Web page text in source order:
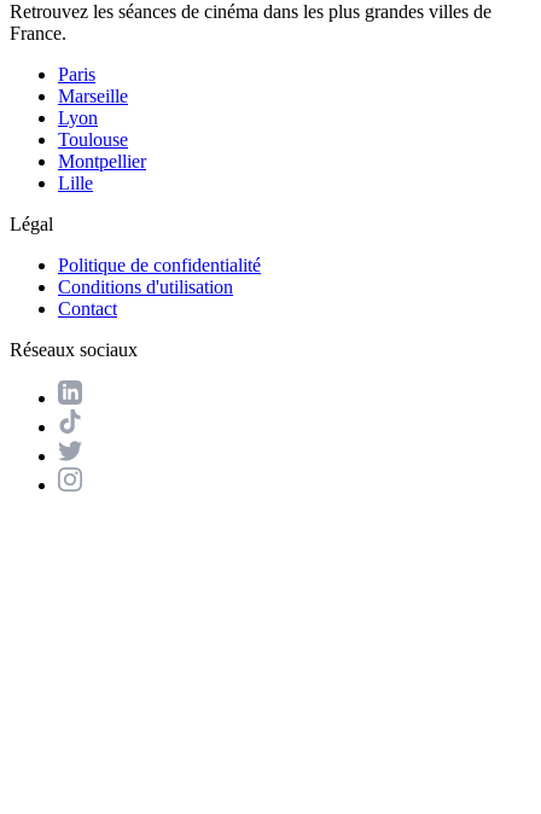
Retrouvez les séances de cinéma dans les plus grandes villes de
France.
Paris
Marseille
Lyon
Toulouse
Montpellier
Lille
Légal
Politique de confidentialité
Conditions d'utilisation
Contact
Réseaux sociaux